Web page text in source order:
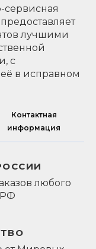
лучшими
с
в исправном
Контактная
информация
любого
РФ